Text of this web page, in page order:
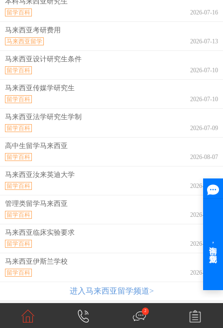
2026-07-16
留学百科
马来西亚考研费用
2026-07-13
马来西亚留学
马来西亚设计研究生条件
2026-07-10
留学百科
马来西亚传媒学研究生
2026-07-10
留学百科
马来西亚法学研究生学制
2026-07-09
留学百科
高中生留学马来西亚
2026-08-07
留学百科
马来西亚汝来英迪大学
2026-08-07
留学百科
管理类留学马来西亚
2026-08-07
留学百科
马来西亚临床实验要求
2026-08-07
留学百科
马来西亚伊斯兰学校
2026-08-07
留学百科
进入马来西亚留学频道>
2